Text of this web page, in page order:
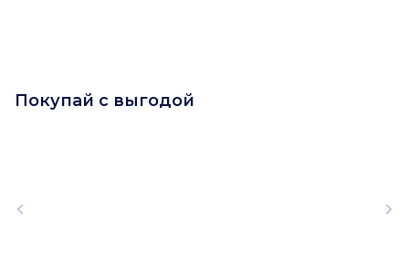
Покупай с выгодой